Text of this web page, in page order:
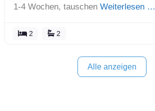
1-4 Wochen, tauschen Weiterlesen …
2 2
Alle anzeigen